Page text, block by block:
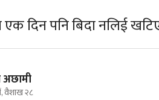
दिन पनि बिदा नलिई
अछामी
वैशाख २८